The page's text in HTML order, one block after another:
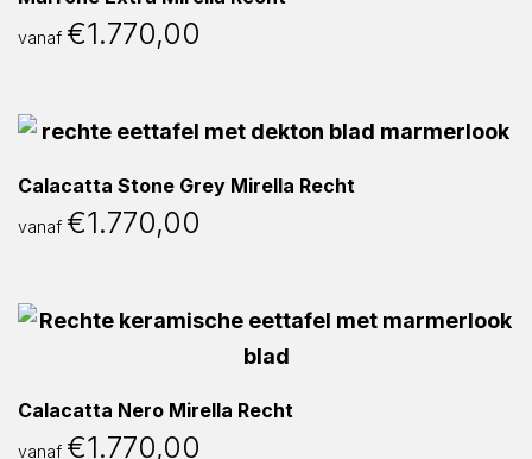
vanaf €1.770,00
Calacatta Stone Grey Mirella Recht
vanaf €1.770,00
Calacatta Nero Mirella Recht
vanaf €1.770,00